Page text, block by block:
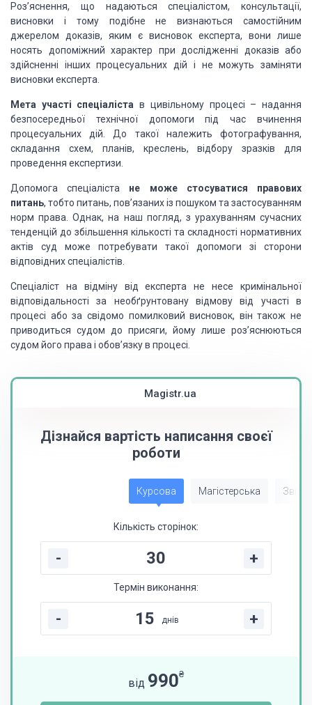
Роз’яснення, що надаються спеціалістом, консультації,
висновки і тому подібне не визнаються самостійним
джерелом доказів, яким є висновок експерта, вони лише
носять допоміжний характер при дослідженні доказів або
здійсненні інших процесуальних дій і не можуть заміняти
висновки експерта.
Мета участі спеціаліста в цивільному процесі – надання
безпосередньої технічної допомоги під час вчинення
процесуальних дій. До такої належить фотографування,
складання схем, планів, креслень, відбору зразків для
проведення експертизи.
Допомога спеціаліста не може стосуватися правових
питань, тобто питань, пов’язаних із пошуком та застосуванням
норм права. Однак, на наш погляд, з урахуванням сучасних
тенденцій до збільшення кількості та складності нормативних
актів суд може потребувати такої допомоги зі сторони
відповідних спеціалістів.
Спеціаліст на відміну від експерта не несе кримінальної
відповідальності за необґрунтовану відмову від участі в
процесі або за свідомо помилковий висновок, він також не
приводиться судом до присяги, йому лише роз’яснюються
судом його права і обов’язку в процесі.
Magistr.ua
Дізнайся вартість написання своєї
роботи
Курсова Магістерська Звіт
Кількість сторінок:
- +
Термін виконання:
- днів +
від 990₴